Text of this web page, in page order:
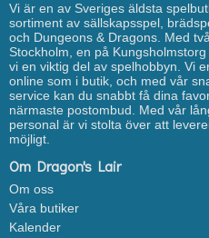
Vi är en av Sveriges äldsta
sortiment av sällskapsspel,
och Dungeons & Dragons. Med
Stockholm, en på
vi en viktig del av spelhobbyn. Vi
online som i butik, och med vår
service kan du snabbt få dina
närmaste postombud. Med vår
personal är vi stolta över att
möjligt.
Om Dragon's Lair
Om oss
Våra butiker
Kalender